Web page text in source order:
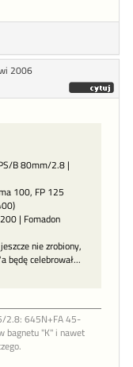
2006
B 80mm/2.8 |
100, FP 125
| Fomadon
nie zrobiony,
będę celebrował...
2.8: 645N+FA 45-
bagnetu "K" i nawet